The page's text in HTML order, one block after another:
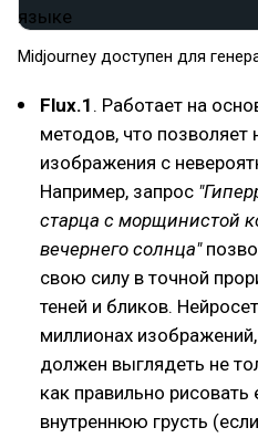
Midjourney доступен для
Flux.1 . Работает на
методов, что позволяет
изображения с
Например, запрос
старца с морщинистой
вечернего солнца"
свою силу в точной
теней и бликов.
миллионах
должен выглядеть не
как правильно рисовать
внутреннюю грусть